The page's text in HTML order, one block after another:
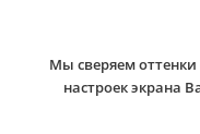
Мы сверяем
настроек экрана